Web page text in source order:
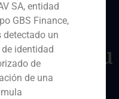
a
en la
en su
SA, entidad
GBS Finance,
un
identidad
de
de una